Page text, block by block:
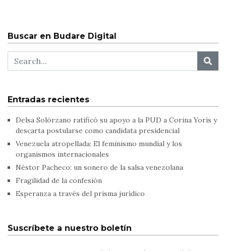
Buscar en Budare Digital
Entradas recientes
Delsa Solórzano ratificó su apoyo a la PUD a Corina Yoris y
descarta postularse como candidata presidencial
Venezuela atropellada: El feminismo mundial y los
organismos internacionales
Néstor Pacheco: un sonero de la salsa venezolana
Fragilidad de la confesión
Esperanza a través del prisma jurídico
Suscríbete a nuestro boletín